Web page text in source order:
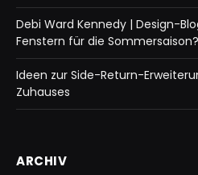
Debi Ward Kennedy | Design-
Fenstern für die
Ideen zur Side-Return-
Zuhauses
ARCHIV